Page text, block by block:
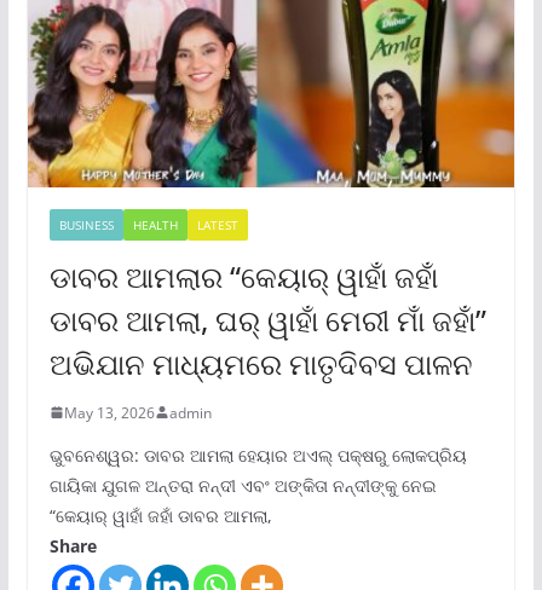
BUSINESS HEALTH LATEST
ଡାବର ଆମଲାର “କେୟାର୍ ୱାହାଁ ଜହାଁ
ଡାବର ଆମଲା, ଘର୍ ୱାହାଁ ମେରୀ ମାଁ ଜହାଁ”
ଅଭିଯାନ ମାଧ୍ୟମରେ ମାତୃଦିବସ ପାଳନ
May 13, 2026 admin
ଭୁବନେଶ୍ୱର: ଡାବର ଆମଲା ହେୟାର ଅଏଲ୍ ପକ୍ଷରୁ ଲୋକପ୍ରିୟ
ଗାୟିକା ଯୁଗଳ ଅନ୍ତରା ନନ୍ଦୀ ଏବଂ ଅଙ୍କିତା ନନ୍ଦୀଙ୍କୁ ନେଇ
“କେୟାର୍ ୱାହାଁ ଜହାଁ ଡାବର ଆମଲା,
Share